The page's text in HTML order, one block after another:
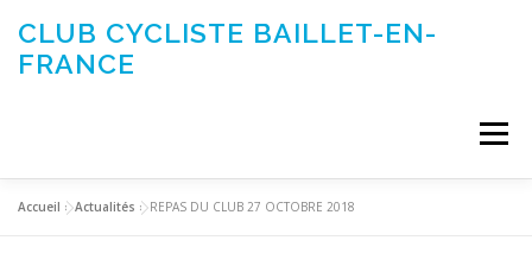
contenu
CLUB CYCLISTE BAILLET-EN-
FRANCE
Menu
Accueil »Actualités »REPAS DU CLUB 27 OCTOBRE 2018